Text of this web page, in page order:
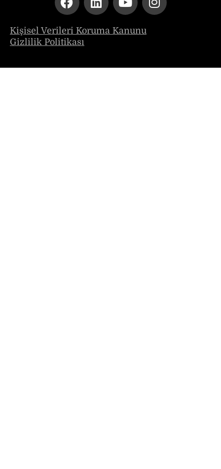
Kişisel Verileri Koruma Kanunu
Gizlilik Politikası